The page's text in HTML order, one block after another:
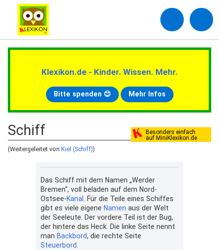
Klexikon.de - Kinder. Wissen. Mehr.
Bitte spenden 😊 Mehr Infos
Besonders einfach
auf MiniKlexikon.de
Schiff
(Weitergeleitet von Kiel (Schiff))
Das Schiff mit dem Namen „Werder
Bremen“, voll beladen auf dem Nord-
Ostsee-Kanal . Für die Teile eines Schiffes
gibt es viele eigene Namen aus der Welt
der Seeleute. Der vordere Teil ist der Bug,
der hintere das Heck. Die linke Seite nennt
man Backbord, die rechte Seite
Steuerbord